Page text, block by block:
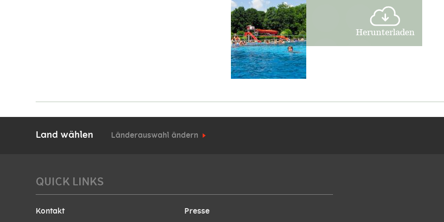
Herunterladen
Land wählen Länderauswahl ändern
QUICK LINKS
Kontakt Presse